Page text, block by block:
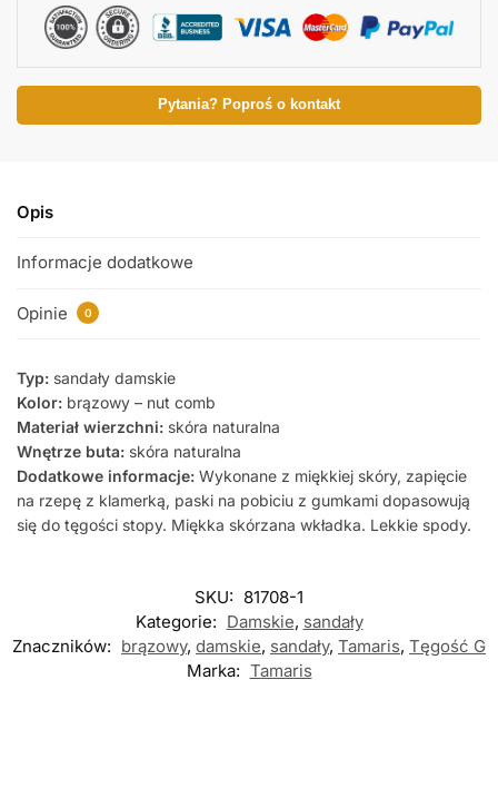
Pytania? Poproś o kontakt
Opis
Informacje dodatkowe
Opinie 0
Typ: sandały damskie
Kolor: brązowy – nut comb
Materiał wierzchni: skóra naturalna
Wnętrze buta: skóra naturalna
Dodatkowe informacje: Wykonane z miękkiej skóry, zapięcie
na rzepę z klamerką, paski na pobiciu z gumkami dopasowują
się do tęgości stopy. Miękka skórzana wkładka. Lekkie spody.
SKU: 81708-1
Kategorie: Damskie, sandały
Znaczników: brązowy, damskie, sandały, Tamaris, Tęgość G
Marka: Tamaris